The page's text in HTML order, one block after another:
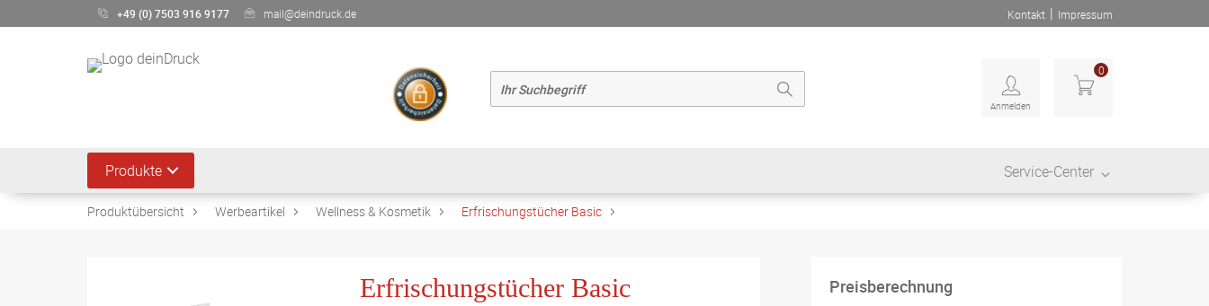
+49 (0) 7503 916 9177 mail@deindruck.de Kontakt | Impressum
Anmelden
0
Produkte Service-Center
Produktübersicht Werbeartikel Wellness & Kosmetik Erfrischungstücher Basic
Erfrischungstücher Basic Preisberechnung